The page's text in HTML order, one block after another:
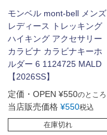
モンベル mont-bell メンズ
レディース トレッキング
ハイキング アクセサリー
カラビナ カラビナキーホ
ルダー 6 1124725 MALD
【2026SS】
定価・OPEN ¥550のところ
当店販売価格 ¥550税込
在庫切れ